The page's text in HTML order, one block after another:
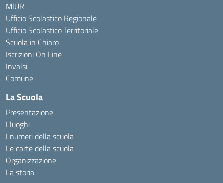
MIUR
Ufficio Scolastico Regionale
Ufficio Scolastico Territoriale
Scuola in Chiaro
Iscrizioni On Line
Invalsi
Comune
La Scuola
Presentazione
I luoghi
I numeri della scuola
Le carte della scuola
Organizzazione
La storia